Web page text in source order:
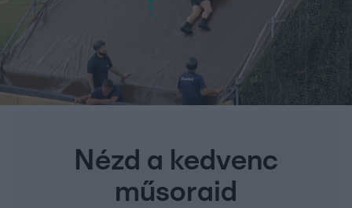
Nézd a kedvenc
műsoraid